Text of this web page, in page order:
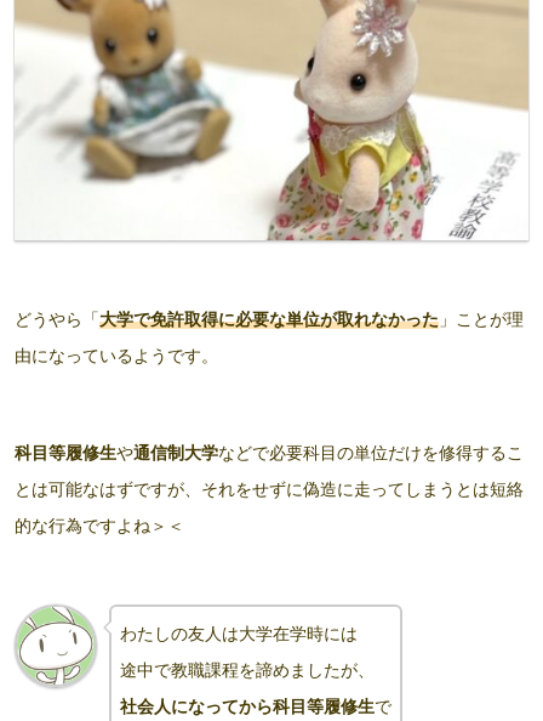
どうやら「大学で免許取得に必要な単位が取れなかった 」ことが理
由になっているようです。
科目等履修生や通信制大学などで必要科目の単位だけを修得するこ
とは可能なはずですが、それをせずに偽造に走ってしまうとは短絡
的な行為ですよね＞＜
わたしの友人は大学在学時には
途中で教職課程を諦めましたが、
社会人になってから科目等履修生で